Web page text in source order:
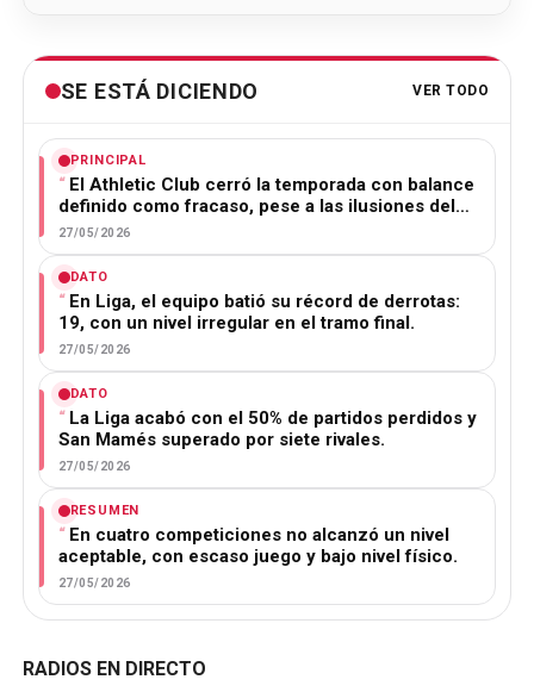
SE ESTÁ DICIENDO VER TODO
PRINCIPAL
El Athletic Club cerró la temporada con balance
definido como fracaso, pese a las ilusiones del…
27/05/2026
DATO
En Liga, el equipo batió su récord de derrotas:
19, con un nivel irregular en el tramo final.
27/05/2026
DATO
La Liga acabó con el 50% de partidos perdidos y
San Mamés superado por siete rivales.
27/05/2026
RESUMEN
En cuatro competiciones no alcanzó un nivel
aceptable, con escaso juego y bajo nivel físico.
27/05/2026
RADIOS EN DIRECTO